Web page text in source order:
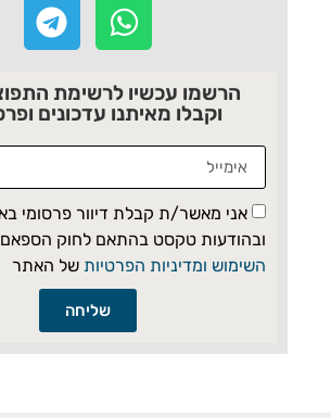
הרשמו עכשיו לרשימת
וקבלו מאיתנו עדכונים
אני מאשר/ת קבלת דיוור פרסומי
ובהודעות טקסט בהתאם לחוק
השימוש ומדיניות הפרטיות של האתר
שליחה